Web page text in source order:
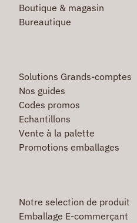
Boutique & magasin
Bureautique
Solutions Grands-comptes
Nos guides
Codes promos
Echantillons
Vente à la palette
Promotions emballages
Notre selection de produit
Emballage E-commerçant